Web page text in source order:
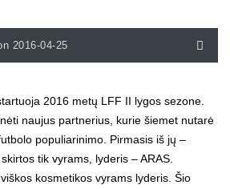
2016-04-25
2016 metų LFF II lygos sezone.
naujus partnerius, kurie šiemet nutarė
populiarinimo. Pirmasis iš jų –
tik vyrams, lyderis – ARAS.
kosmetikos vyrams lyderis. Šio